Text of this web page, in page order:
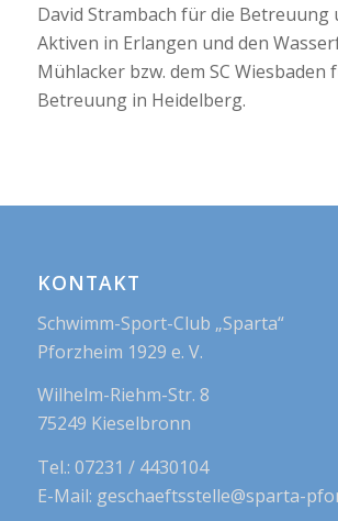
David Strambach für die Betreuung
Aktiven in Erlangen und den
Mühlacker bzw. dem SC Wiesbaden
Betreuung in Heidelberg.
KONTAKT
Schwimm-Sport-Club „Sparta“
Pforzheim 1929 e. V.
Wilhelm-Riehm-Str. 8
75249 Kieselbronn
Tel.: 07231 / 4430104
E-Mail: geschaeftsstelle@sparta-